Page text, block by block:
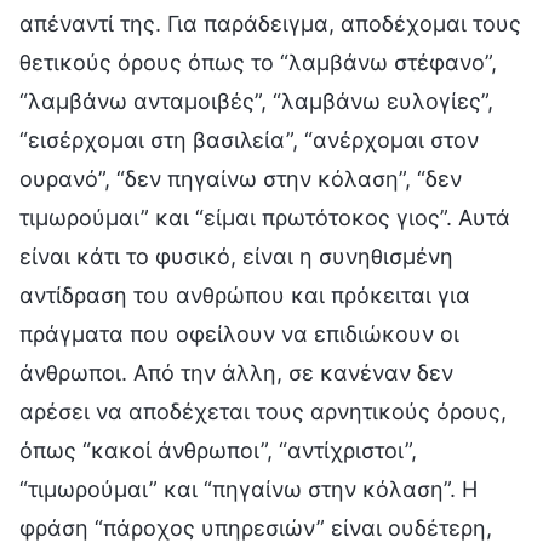
απέναντί της. Για παράδειγμα, αποδέχομαι τους
θετικούς όρους όπως το “λαμβάνω στέφανο”,
“λαμβάνω ανταμοιβές”, “λαμβάνω ευλογίες”,
“εισέρχομαι στη βασιλεία”, “ανέρχομαι στον
ουρανό”, “δεν πηγαίνω στην κόλαση”, “δεν
τιμωρούμαι” και “είμαι πρωτότοκος γιος”. Αυτά
είναι κάτι το φυσικό, είναι η συνηθισμένη
αντίδραση του ανθρώπου και πρόκειται για
πράγματα που οφείλουν να επιδιώκουν οι
άνθρωποι. Από την άλλη, σε κανέναν δεν
αρέσει να αποδέχεται τους αρνητικούς όρους,
όπως “κακοί άνθρωποι”, “αντίχριστοι”,
“τιμωρούμαι” και “πηγαίνω στην κόλαση”. Η
φράση “πάροχος υπηρεσιών” είναι ουδέτερη,